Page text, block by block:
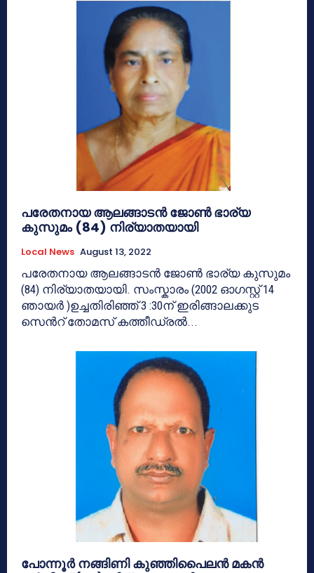
പരേതനായ ആലങ്ങാടൻ ജോൺ ഭാര്യ
കുസുമം (84) നിര്യാതയായി
Local News August 13, 2022
പരേതനായ ആലങ്ങാടൻ ജോൺ ഭാര്യ കുസുമം
(84) നിര്യാതയായി. സംസ്കാരം (2002 ഓഗസ്റ്റ് 14
ഞായർ )ഉച്ചതിരിഞ്ഞ് 3 :30ന് ഇരിങ്ങാലക്കുട
സെൻറ് തോമസ് കത്തീഡ്രൽ...
പോന്നൂർ നങ്ങിണി കുഞ്ഞിപൈലൻ മകൻ